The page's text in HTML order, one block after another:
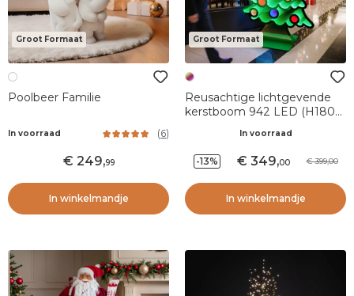
Groot Formaat
Poolbeer Familie
In voorraad (6)
249,99
In winkelmandje
Groot Formaat
Reusachtige lichtgevende
kerstboom 942 LED (H180
In voorraad
-13% 349,00 399,00
In winkelmandje